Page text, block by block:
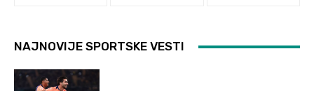
NAJNOVIJE SPORTSKE VESTI